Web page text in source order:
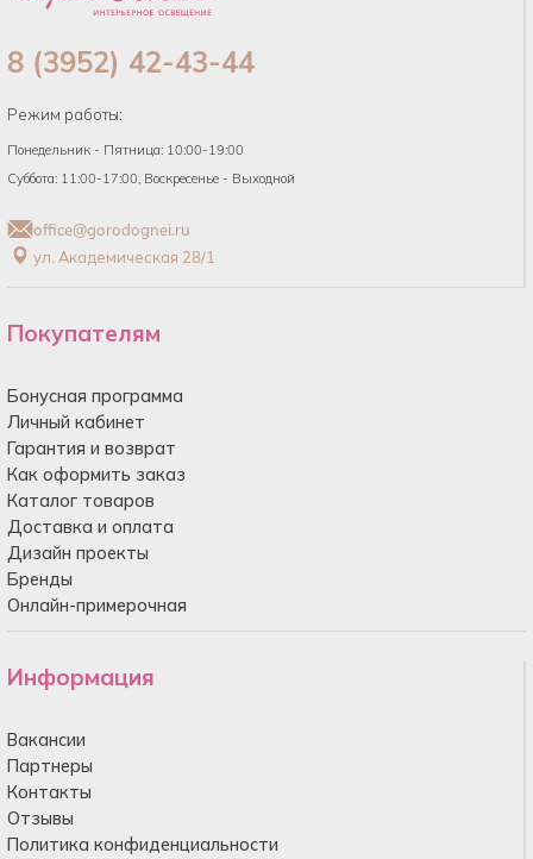
8 (3952) 42-43-44
Режим работы:
Понедельник - Пятница: 10:00-19:00
Суббота: 11:00-17:00, Воскресенье - Выходной
office@gorodognei.ru
ул. Академическая 28/1
Покупателям
Бонусная программа
Личный кабинет
Гарантия и возврат
Как оформить заказ
Каталог товаров
Доставка и оплата
Дизайн проекты
Бренды
Онлайн-примерочная
Информация
Вакансии
Партнеры
Контакты
Отзывы
Политика конфиденциальности